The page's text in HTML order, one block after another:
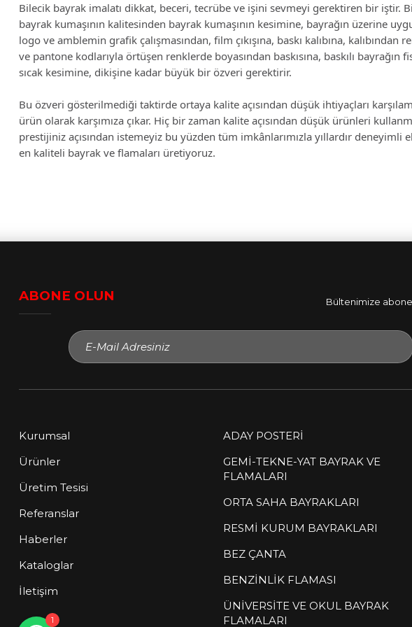
Bilecik bayrak imalatı dikkat, beceri, tecrübe ve işini sevmeyi gerektiren bir iştir.
bayrak kumaşının kalitesinden bayrak kumaşının kesimine, bayrağın üzerine
logo ve amblemin grafik çalışmasından, film çıkışına, baskı kalıbına, kalıbından
ve pantone kodlarıyla örtüşen renklerde boyasından baskısına, baskılı bayrağın
sıcak kesimine, dikişine kadar büyük bir özveri gerektirir.
Bu özveri gösterilmediği taktirde ortaya kalite açısından düşük ihtiyaçları
ürün olarak karşımıza çıkar. Hiç bir zaman kalite açısından düşük ürünleri
prestijiniz açısından istemeyiz bu yüzden tüm imkânlarımızla yıllardır deneyimli
en kaliteli bayrak ve flamaları üretiyoruz.
ABONE OLUN Bültenimize
Kurumsal
Ürünler
Üretim Tesisi
Referanslar
Haberler
Kataloglar
İletişim
ADAY POSTERİ
GEMİ-TEKNE-YAT BAYRAK VE
FLAMALARI
ORTA SAHA BAYRAKLARI
RESMİ KURUM BAYRAKLARI
BEZ ÇANTA
BENZİNLİK FLAMASI
ÜNİVERSİTE VE OKUL BAYRAK
FLAMALARI
1
çevrimiçi
Sitemize hoş geldiniz! Size nasıl
yardımcı olabilirim?